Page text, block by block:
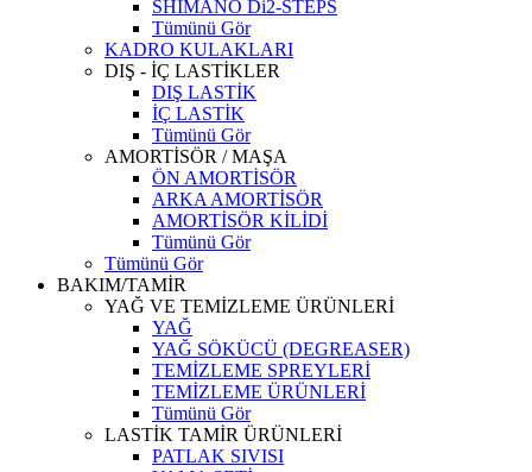
SHİMANO Di2-STEPS
Tümünü Gör
KADRO KULAKLARI
DIŞ - İÇ LASTİKLER
DIŞ LASTİK
İÇ LASTİK
Tümünü Gör
AMORTİSÖR / MAŞA
ÖN AMORTİSÖR
ARKA AMORTİSÖR
AMORTİSÖR KİLİDİ
Tümünü Gör
Tümünü Gör
BAKIM/TAMİR
YAĞ VE TEMİZLEME ÜRÜNLERİ
YAĞ
YAĞ SÖKÜCÜ (DEGREASER)
TEMİZLEME SPREYLERİ
TEMİZLEME ÜRÜNLERİ
Tümünü Gör
LASTİK TAMİR ÜRÜNLERİ
PATLAK SIVISI